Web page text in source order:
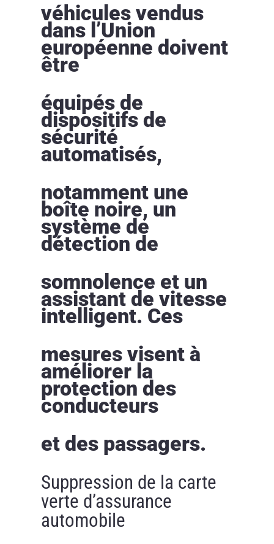
véhicules vendus
dans l’Union
européenne doivent
être
équipés de
dispositifs de
sécurité
automatisés,
notamment une
boîte noire, un
système de
détection de
somnolence et un
assistant de vitesse
intelligent. Ces
mesures visent à
améliorer la
protection des
conducteurs
et des passagers.
Suppression de la carte
verte d’assurance
automobile